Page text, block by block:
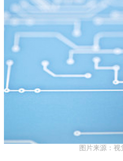
图片来源：视